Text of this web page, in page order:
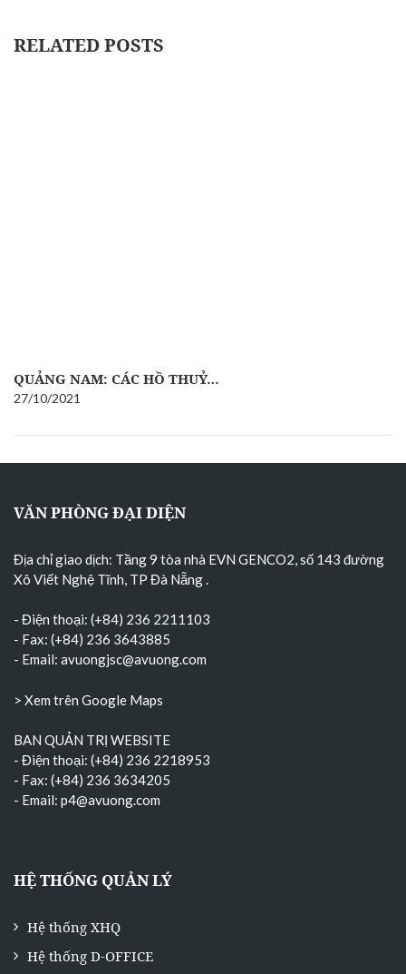
RELATED POSTS
QUẢNG NAM: CÁC HỒ THUỶ…
27/10/2021
VĂN PHÒNG ĐẠI DIỆN
Địa chỉ giao dịch: Tầng 9 tòa nhà EVN GENCO2, số 143 đường
Xô Viết Nghệ Tĩnh, TP Đà Nẵng
- Điện thoại: (+84) 236 2211103
- Fax: (+84) 236 3643885
- Email: avuongjsc@avuong.com
> Xem trên Google Maps
BAN QUẢN TRỊ WEBSITE
- Điện thoại: (+84) 236 2218953
- Fax: (+84) 236 3634205
- Email: p4@avuong.com
HỆ THỐNG QUẢN LÝ
Hệ thống XHQ
Hệ thống D-OFFICE